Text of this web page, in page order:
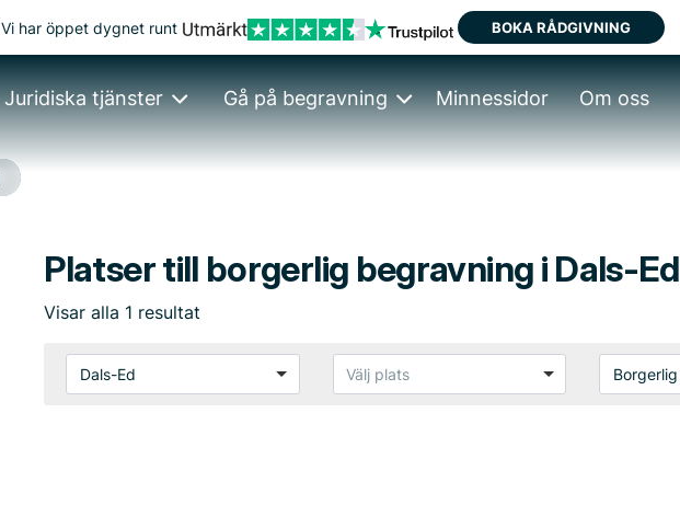
Vi har öppet dygnet runt BOKA RÅDGIVNING
Juridiska tjänster Gå på begravning Minnessidor Om oss
Platser till borgerlig begravning i Dals-Ed
Visar alla 1 resultat
Dals-Ed Välj plats Borgerlig